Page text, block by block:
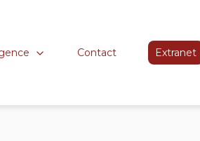
Contact Extranet